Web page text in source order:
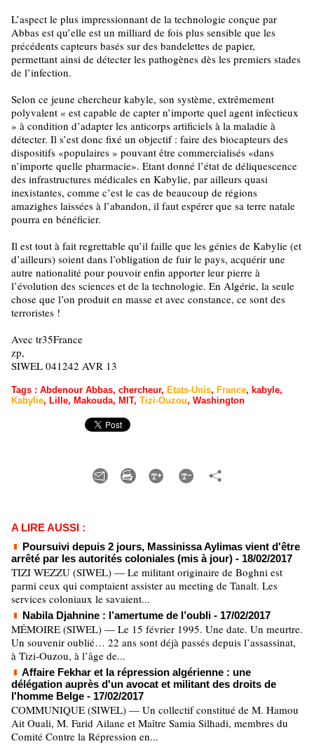
L’aspect le plus impressionnant de la technologie conçue par
Abbas est qu’elle est un milliard de fois plus sensible que les
précédents capteurs basés sur des bandelettes de papier,
permettant ainsi de détecter les pathogènes dès les premiers stades
de l’infection.
Selon ce jeune chercheur kabyle, son système, extrêmement
polyvalent « est capable de capter n’importe quel agent infectieux
» à condition d’adapter les anticorps artificiels à la maladie à
détecter. Il s’est donc fixé un objectif : faire des biocapteurs des
dispositifs «populaires » pouvant être commercialisés «dans
n’importe quelle pharmacie». Etant donné l’état de déliquescence
des infrastructures médicales en Kabylie, par ailleurs quasi
inexistantes, comme c’est le cas de beaucoup de régions
amazighes laissées à l’abandon, il faut espérer que sa terre natale
pourra en bénéficier.
Il est tout à fait regrettable qu’il faille que les génies de Kabylie (et
d’ailleurs) soient dans l’obligation de fuir le pays, acquérir une
autre nationalité pour pouvoir enfin apporter leur pierre à
l’évolution des sciences et de la technologie. En Algérie, la seule
chose que l’on produit en masse et avec constance, ce sont des
terroristes !
Avec tr35France
zp,
SIWEL 041242 AVR 13
Tags : Abdenour Abbas, chercheur, Etats-Unis, France, kabyle,
Kabylie, Lille, Makouda, MIT, Tizi-Ouzou, Washington
A LIRE AUSSI :
Poursuivi depuis 2 jours, Massinissa Aylimas vient d'être
arrêté par les autorités coloniales (mis à jour) - 18/02/2017
TIZI WEZZU (SIWEL) — Le militant originaire de Boghni est
parmi ceux qui comptaient assister au meeting de Tanalt. Les
services coloniaux le savaient...
Nabila Djahnine : l’amertume de l’oubli - 17/02/2017
MÉMOIRE (SIWEL) — Le 15 février 1995. Une date. Un meurtre.
Un souvenir oublié… 22 ans sont déjà passés depuis l’assassinat,
à Tizi-Ouzou, à l’âge de...
Affaire Fekhar et la répression algérienne : une
délégation auprès d'un avocat et militant des droits de
l'homme Belge - 17/02/2017
COMMUNIQUE (SIWEL) — Un collectif constitué de M. Hamou
Ait Ouali, M. Farid Ailane et Maître Samia Silhadi, membres du
Comité Contre la Répression en...